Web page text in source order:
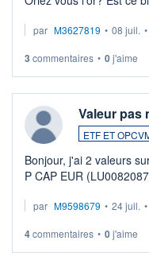
par M3627819 • 08 juil. •
3 commentaires • 0j'aime
Valeur pas
ETF ET
Bonjour, j'ai 2 valeurs
P CAP EUR
veux procéder à la
par M9598679 • 24 juil. •
4commentaires • 0j'aime